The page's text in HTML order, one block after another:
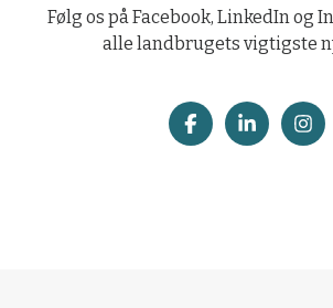
Følg os på Facebook, LinkedIn og
alle landbrugets vigtigste